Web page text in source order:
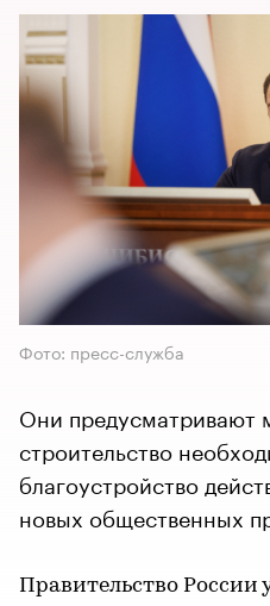
Фото: пресс-служба
Они предусматривают
строительство
благоустройство
новых общественных
Правительство России